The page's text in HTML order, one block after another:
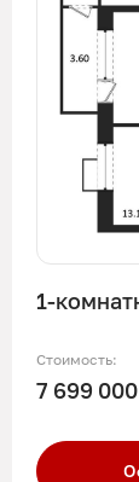
1-
Стоимость:
7 699